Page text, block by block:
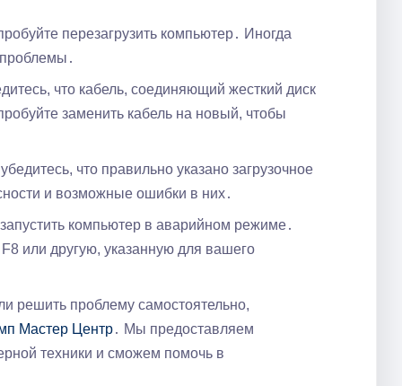
перезагрузить компьютер․ Иногда
что кабель, соединяющий жесткий диск
заменить кабель на новый, чтобы
что правильно указано загрузочное
и возможные ошибки в них․
компьютер в аварийном режиме․
или другую, указанную для вашего
решить проблему самостоятельно,
Мастер Центр․ Мы предоставляем
техники и сможем помочь в